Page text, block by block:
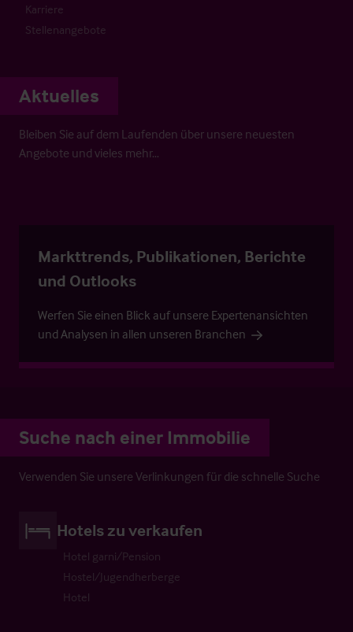
Karriere
Stellenangebote
Aktuelles
Bleiben Sie auf dem Laufenden über unsere neuesten
Angebote und vieles mehr…
Markttrends, Publikationen, Berichte
und Outlooks
Werfen Sie einen Blick auf unsere Expertenansichten
und Analysen in allen unseren Branchen
Suche nach einer Immobilie
Verwenden Sie unsere Verlinkungen für die schnelle Suche
Hotels zu verkaufen
Hotel garni/Pension
Hostel/Jugendherberge
Hotel